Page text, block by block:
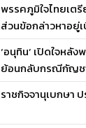
พรรคภูมิใจไทยเต
ส่วนข้อกล่าวหาอยู่
‘อนุทิน’ เปิดใจหลั
ย้อนกลับกรณีกัญชา
ราชกิจจานุเบกษา